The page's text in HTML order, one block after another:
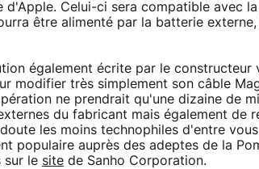
d'Apple. Celui-ci sera compatible avec
être alimenté par la batterie
également écrite par le constructeur
modifier très simplement son câble
ne prendrait qu'une dizaine de
du fabricant mais également de
les moins technophiles d'entre
populaire auprès des adeptes de la
sur le site de Sanho Corporation.